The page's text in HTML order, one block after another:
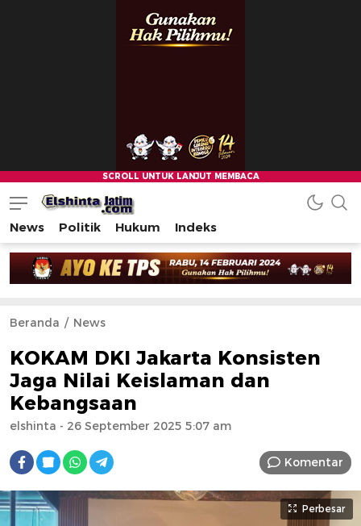
News Politik Hukum Indeks
Beranda News
KOKAM DKI Jakarta Konsisten
Jaga Nilai Keislaman dan
Kebangsaan
elshinta - 26 September 2025 5:07 am
Komentar
Perbesar